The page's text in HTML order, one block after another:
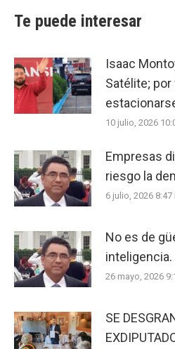
Te puede interesar
Isaac
Satélite;
10 julio, 2026
Empresas
riesgo la
6 julio, 2026 8:47
No es de
inteligencia.
26 mayo, 2026
SE